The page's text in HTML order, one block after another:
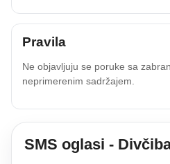
Pravila
Ne objavljuju se poruke sa
neprimerenim sadržajem.
SMS oglasi -